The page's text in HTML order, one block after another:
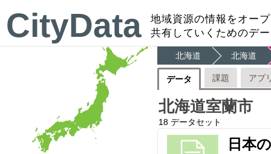
CityData
地域資源の情報をオー
共有していくためのデ
北海道 北海道
データ 課題 アプ
北海道室蘭市
18 データセット
日本